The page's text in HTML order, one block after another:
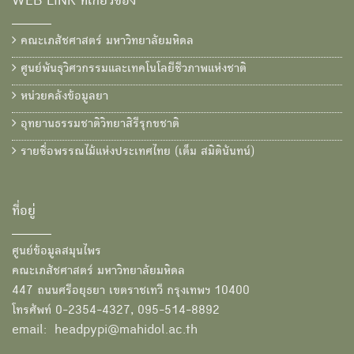
คณะเภสัชศาสตร์ มหาวิทยาลัยมหิดล
ศูนย์พันธุวิศวกรรมและเทคโนโลยีชีวภาพแห่งชาติ
หน่วยคลังข้อมูลยา
อุทยานธรรมชาติวิทยาสิรีรุกขชาติ
รายชื่อพรรณไม้แห่งประเทศไทย (เต็ม สมิตินันทน์)
ที่อยู่
ศูนย์ข้อมูลสมุนไพร
คณะเภสัชศาสตร์ มหาวิทยาลัยมหิดล
447 ถนนศรีอยุธยา เขตราชเทวี กรุงเทพฯ 10400
โทรศัพท์ 0-2354-4327, 095-514-8892
email: headpypi@mahidol.ac.th